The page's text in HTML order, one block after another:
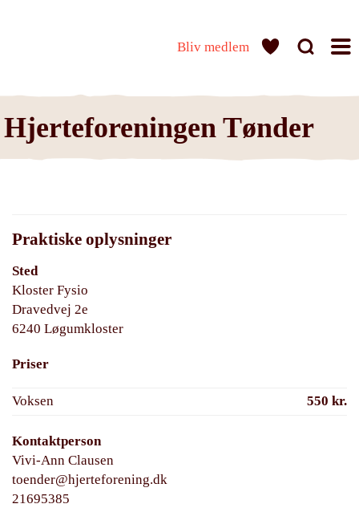
Bliv medlem
Hjerteforeningen Tønder
Praktiske oplysninger
Sted
Kloster Fysio
Dravedvej 2e
6240 Løgumkloster
Priser
Voksen 550 kr.
Kontaktperson
Vivi-Ann Clausen
toender@hjerteforening.dk
21695385